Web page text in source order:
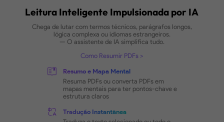
Leitura de PDF
para os Olhos, Eficiente
Impulsionada por IA